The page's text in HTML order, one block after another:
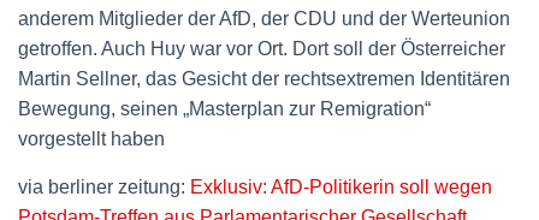
anderem Mitglieder der AfD, der CDU und der Werteunion
getroffen. Auch Huy war vor Ort. Dort soll der Österreicher
Martin Sellner, das Gesicht der rechtsextremen Identitären
Bewegung, seinen „Masterplan zur Remigration“
vorgestellt haben
via berliner zeitung: Exklusiv: AfD-Politikerin soll wegen